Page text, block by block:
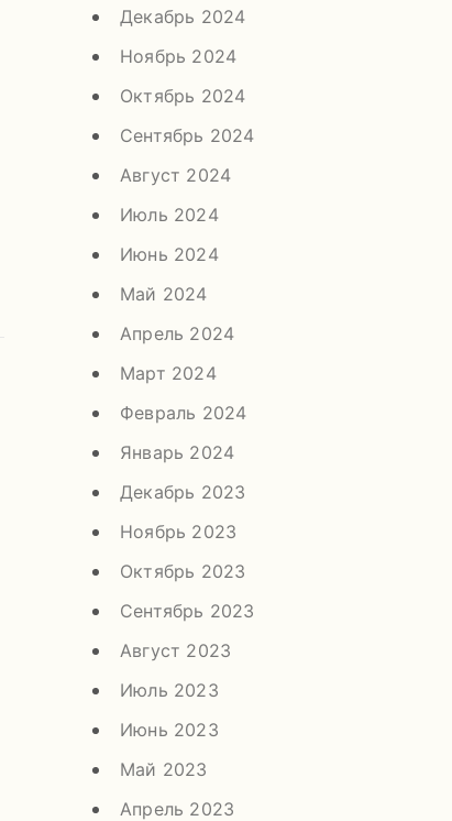
Декабрь 2024
Ноябрь 2024
Октябрь 2024
Сентябрь 2024
Август 2024
Июль 2024
Июнь 2024
Май 2024
Апрель 2024
Март 2024
Февраль 2024
Январь 2024
Декабрь 2023
Ноябрь 2023
Октябрь 2023
Сентябрь 2023
Август 2023
Июль 2023
Июнь 2023
Май 2023
Апрель 2023